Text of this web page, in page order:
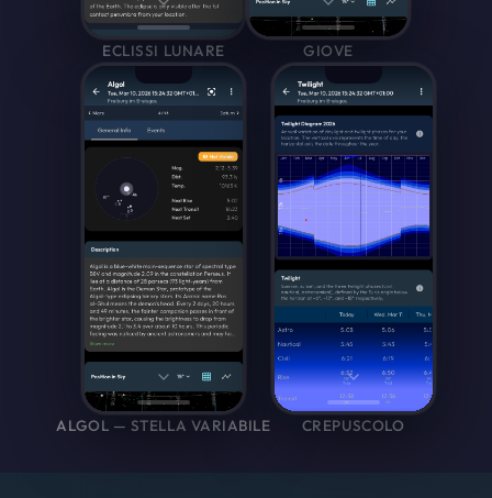
ECLISSI LUNARE GIOVE
ALGOL — STELLA VARIABILE CREPUSCOLO